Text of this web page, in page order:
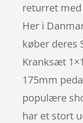
returret
Her i
køber deres
Kranksæt
175mm
populære
har et stort